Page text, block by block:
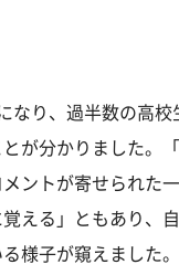
なり、過半数の高
が分かりました。
ントが寄せられた
える」ともあり、
様子が窺えました